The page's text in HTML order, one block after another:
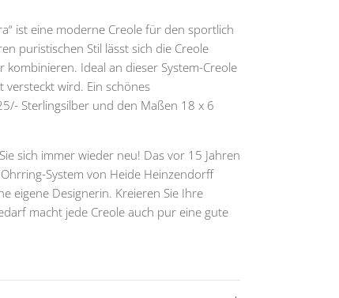
ist eine moderne Creole für den sportlich
puristischen Stil lässt sich die Creole
kombinieren. Ideal an dieser System-Creole
versteckt wird. Ein schönes
Sterlingsilber und den Maßen 18 x 6
sich immer wieder neu! Das vor 15 Jahren
System von Heide Heinzendorff
eigene Designerin. Kreieren Sie Ihre
macht jede Creole auch pur eine gute